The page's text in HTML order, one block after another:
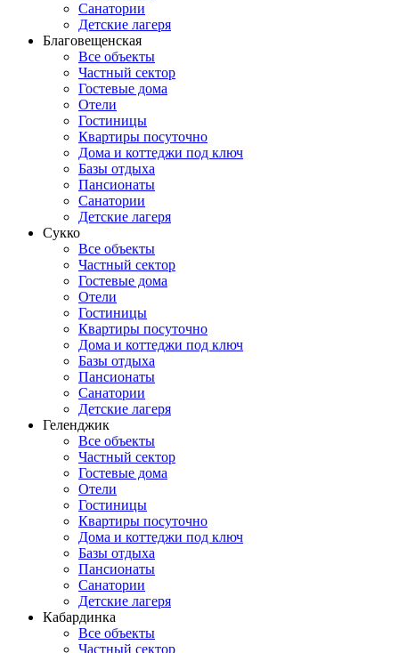
Санатории
Детские лагеря
Благовещенская
Все объекты
Частный сектор
Гостевые дома
Отели
Гостиницы
Квартиры посуточно
Дома и коттеджи под ключ
Базы отдыха
Пансионаты
Санатории
Детские лагеря
Сукко
Все объекты
Частный сектор
Гостевые дома
Отели
Гостиницы
Квартиры посуточно
Дома и коттеджи под ключ
Базы отдыха
Пансионаты
Санатории
Детские лагеря
Геленджик
Все объекты
Частный сектор
Гостевые дома
Отели
Гостиницы
Квартиры посуточно
Дома и коттеджи под ключ
Базы отдыха
Пансионаты
Санатории
Детские лагеря
Кабардинка
Все объекты
Частный сектор